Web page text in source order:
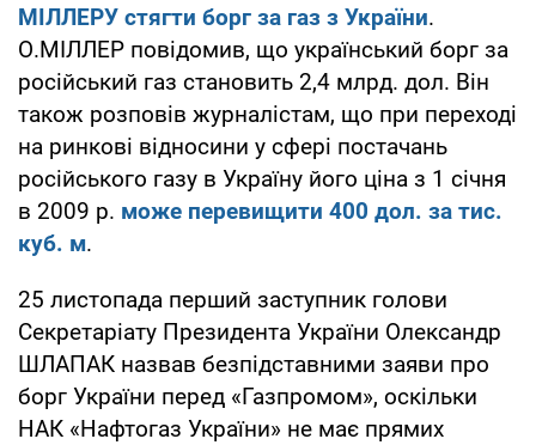
МІЛЛЕРУ стягти борг за газ з України.
О.МІЛЛЕР повідомив, що український борг за
російський газ становить 2,4 млрд. дол. Він
також розповів журналістам, що при переході
на ринкові відносини у сфері постачань
російського газу в Україну його ціна з 1 січня
в 2009 р. може перевищити 400 дол. за тис.
куб. м.
25 листопада перший заступник голови
Секретаріату Президента України Олександр
ШЛАПАК назвав безпідставними заяви про
борг України перед «Газпромом», оскільки
НАК «Нафтогаз України» не має прямих